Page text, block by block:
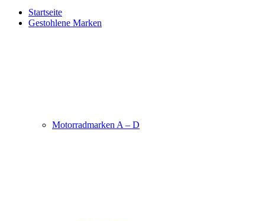
Startseite
Gestohlene Marken
Motorradmarken A – D